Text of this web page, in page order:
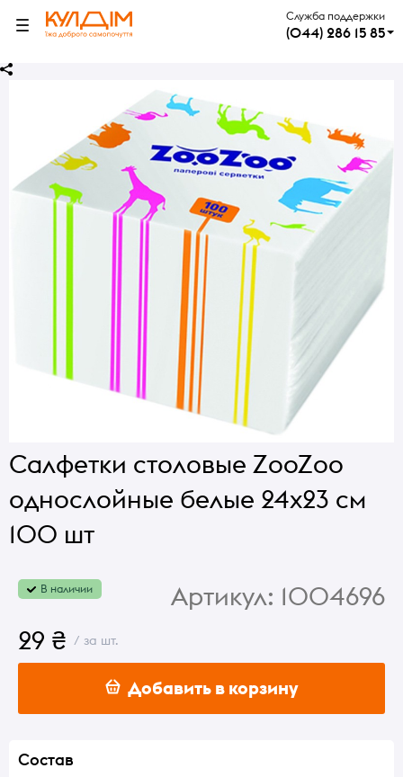
Служба поддержки
(044) 286 15 85
Салфетки столовые ZooZoo
однослойные белые 24x23 см
100 шт
В наличии Артикул: 1004696
29 ₴ / за шт.
Добавить в корзину
Состав